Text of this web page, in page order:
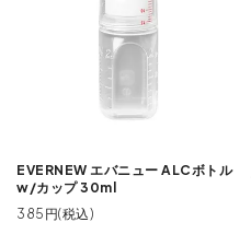
EVERNEW エバニュー ALCボトル
w/カップ 30ml
385円(税込)